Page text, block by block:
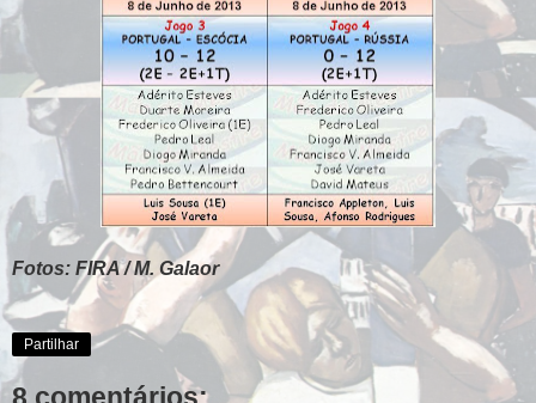
Fotos: FIRA / M. Galaor
Partilhar
8 comentários: